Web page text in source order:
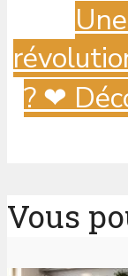
? ️❤
Vous